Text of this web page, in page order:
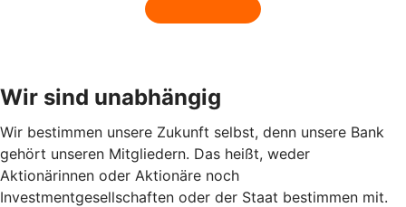
Wir sind unabhängig
Wir bestimmen unsere Zukunft selbst, denn unsere Bank
gehört unseren Mitgliedern. Das heißt, weder
Aktionärinnen oder Aktionäre noch
Investmentgesellschaften oder der Staat bestimmen mit.